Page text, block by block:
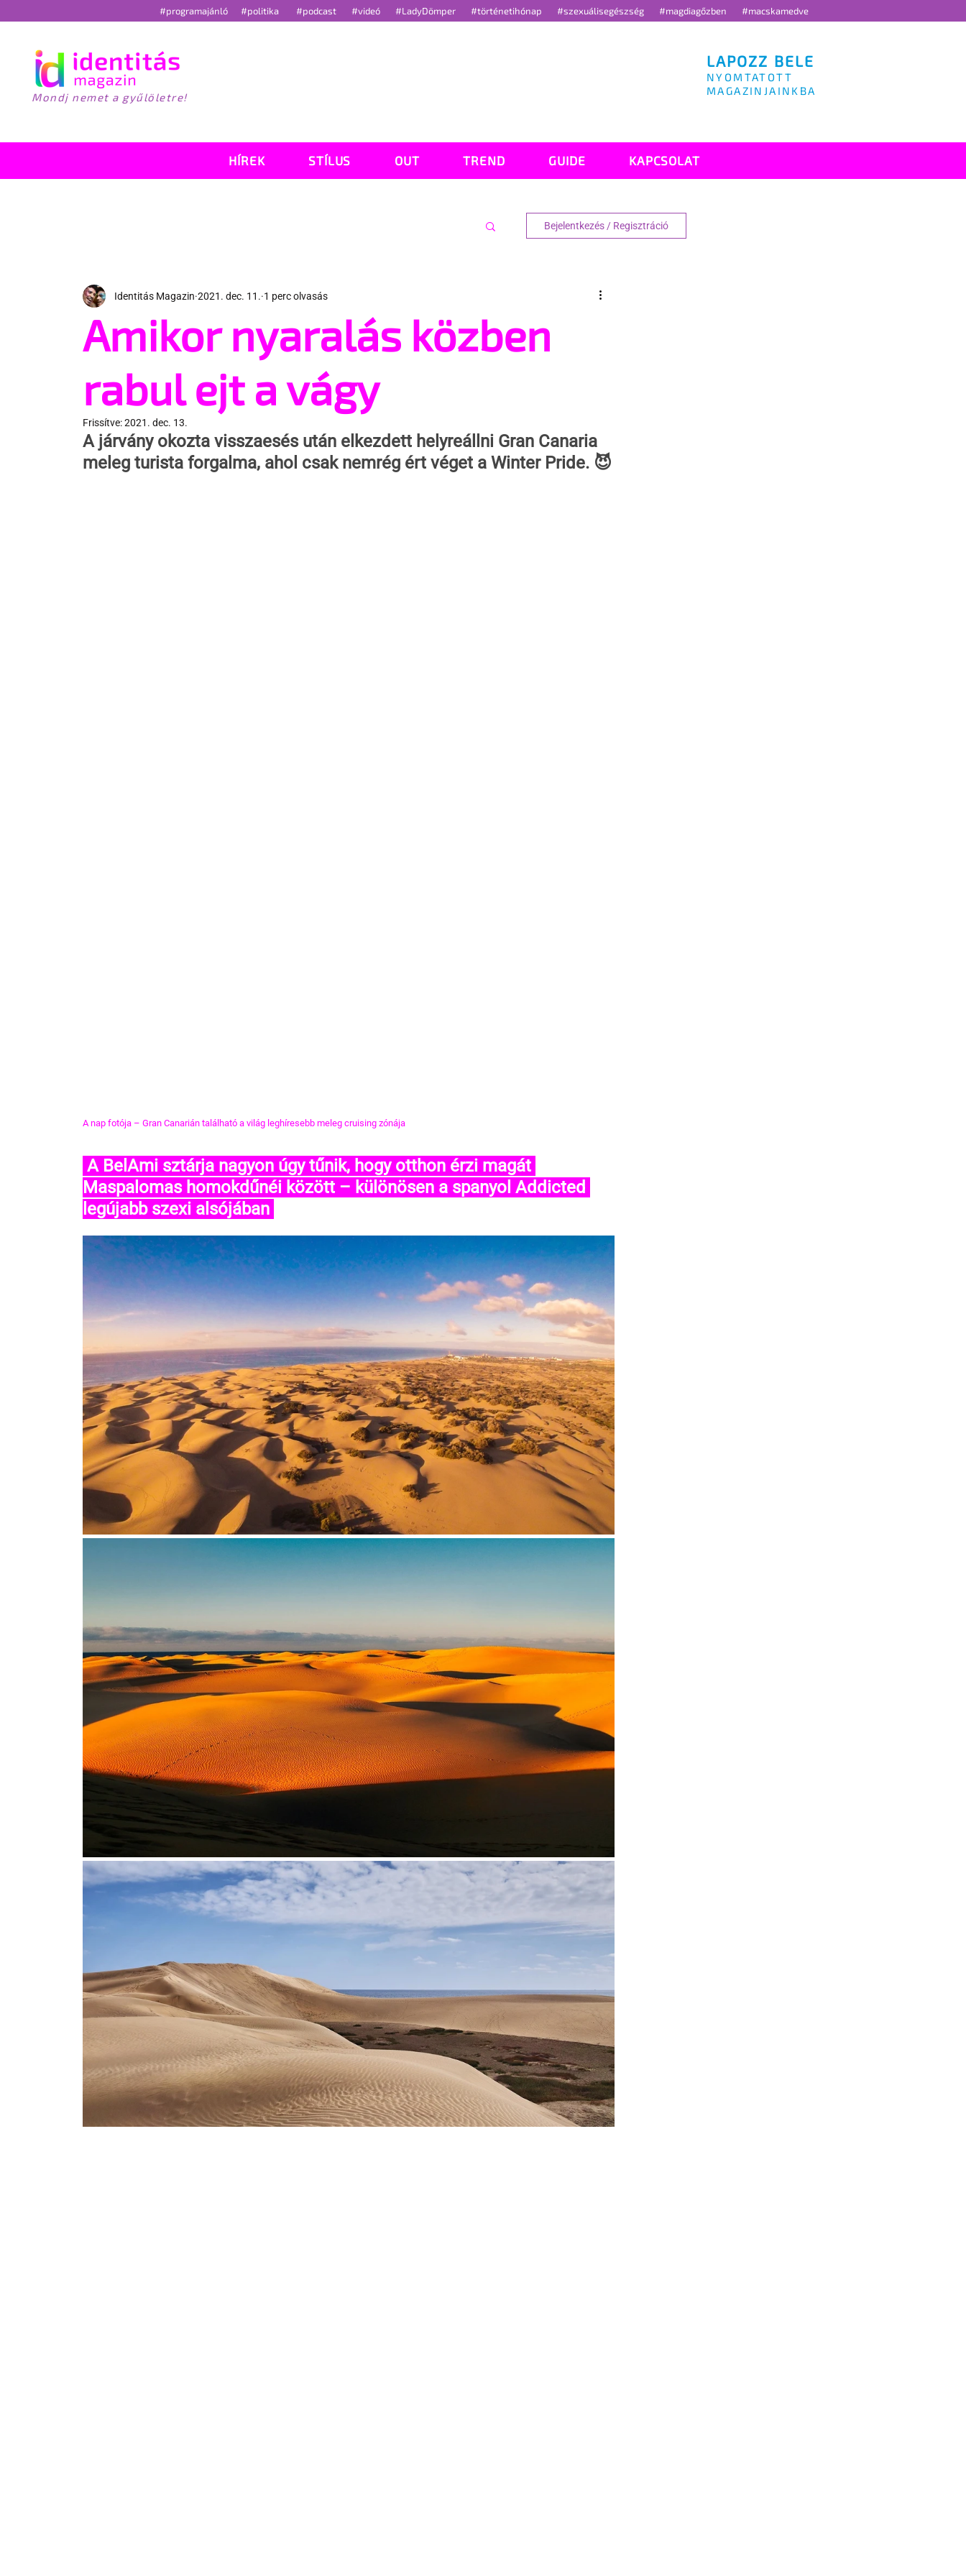
#programajánló #politika #podcast #videó #LadyDömper #történetihónap #szexuálisegészség #magdiagőzben #macskamedve
Mondj nemet a gyűlöletre!
LAPOZZ BELE
NYOMTATOTT
MAGAZINJAINKBA
HÍREK STÍLUS OUT TREND GUIDE KAPCSOLAT
Bejelentkezés / Regisztráció
Amikor nyaralás közben
rabul ejt a vágy
Identitás Magazin 2021. dec. 11. 1 perc olvasás
Frissítve:2021. dec. 13.
A járvány okozta visszaesés után elkezdett helyreállni Gran Canaria
meleg turista forgalma, ahol csak nemrég ért véget a Winter Pride. 😈
A nap fotója – Gran Canarián található a világ leghíresebb meleg cruising zónája
Maspalomas homokdűnéi között – különösen a spanyol Addicted
legújabb szexi alsójában